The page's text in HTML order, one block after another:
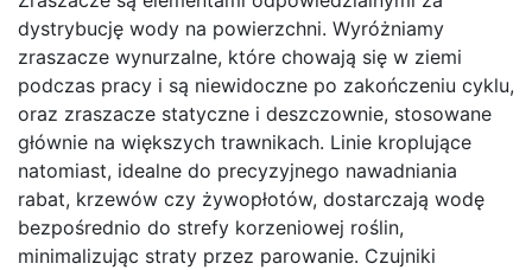
dystrybucję wody na powierzchni. Wyróżniamy
zraszacze wynurzalne, które chowają się w ziemi
podczas pracy i są niewidoczne po zakończeniu cyklu,
oraz zraszacze statyczne i deszczownie, stosowane
głównie na większych trawnikach. Linie kroplujące
natomiast, idealne do precyzyjnego nawadniania
rabat, krzewów czy żywopłotów, dostarczają wodę
bezpośrednio do strefy korzeniowej roślin,
minimalizując straty przez parowanie. Czujniki